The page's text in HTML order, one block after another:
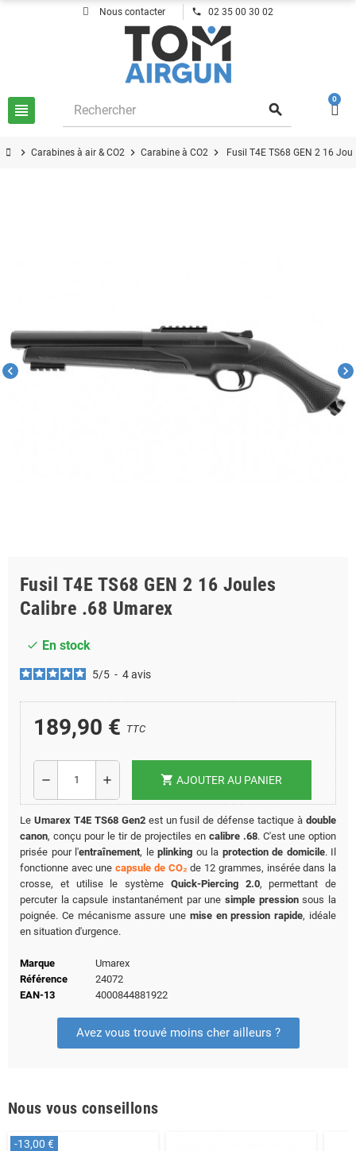
Nous contacter phone 02 35 00 30 02
view_headline search
0
chevron_right Carabines à air & CO2 chevron_right Carabine à CO2 chevron_right Fusil T4E TS68 GEN 2 16
chevron_left chevron_right
Fusil T4E TS68 GEN 2 16 Joules
Calibre .68 Umarex
check En stock
5/5 - 4avis
189,90 € TTC
remove add shopping_cart AJOUTER AU PANIER
Le Umarex T4E TS68 Gen2est un fusil de défense tactique àdouble
canon, conçu pour le tir de projectiles en calibre .68. C'est une option
prisée pour l'entraînement, leplinking ou la protection de domicile. Il
fonctionne avec unecapsule de CO₂ de 12 grammes, insérée dans la
crosse, et utilise le système Quick-Piercing 2.0, permettant de
percuter la capsule instantanément par une simple pressionsous la
poignée. Ce mécanisme assure une mise en pression rapide, idéale
en situation d'urgence.
Marque
Umarex
Référence
24072
EAN-13
4000844881922
Avez vous trouvé moins cher ailleurs ?
Nous vous conseillons
-13,00 €